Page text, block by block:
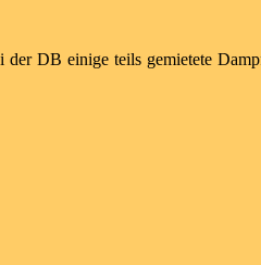
der DB einige teils gemietete